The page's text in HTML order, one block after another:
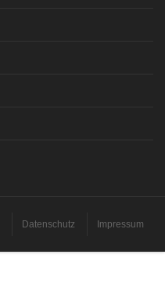
Datenschutz Impressum